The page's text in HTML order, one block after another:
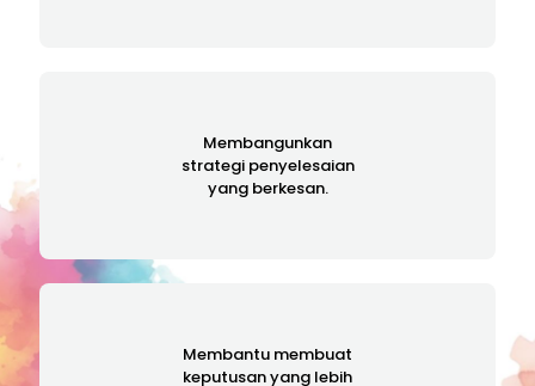
Membangunkan
strategi penyelesaian
yang berkesan.
Membantu membuat
keputusan yang lebih